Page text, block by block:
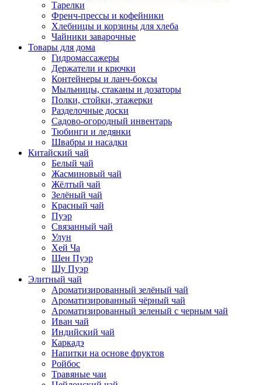
Тарелки
Френч-прессы и кофейники
Хлебницы и корзины для хлеба
Чайники заварочные
Товары для дома
Гидромассажеры
Держатели и крючки
Контейнеры и ланч-боксы
Мыльницы, стаканы и дозаторы
Полки, стойки, этажерки
Разделочные доски
Садово-огородный инвентарь
Тюбинги и ледянки
Швабры и насадки
Китайский чай
Белый чай
Жасминовый чай
Жёлтый чай
Зелёный чай
Красный чай
Пуэр
Связанный чай
Улун
Хей Ча
Шен Пуэр
Шу Пуэр
Элитный чай
Ароматизированный зелёный чай
Ароматизированный чёрный чай
Ароматизированный зеленый с черным чай
Иван чай
Индийский чай
Каркадэ
Напитки на основе фруктов
Ройбос
Травяные чаи